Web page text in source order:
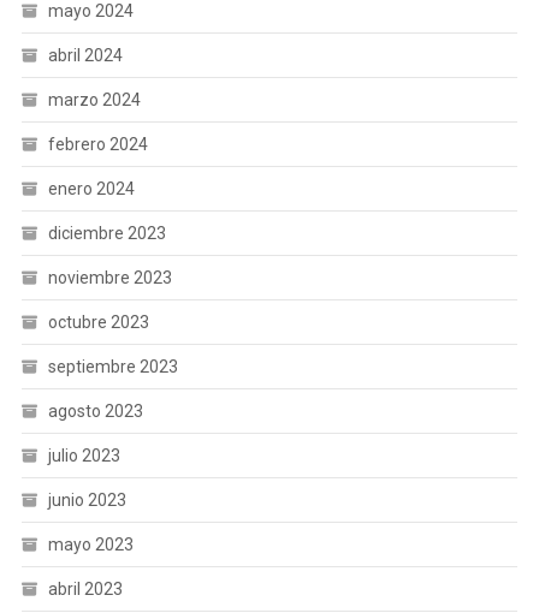
mayo 2024
abril 2024
marzo 2024
febrero 2024
enero 2024
diciembre 2023
noviembre 2023
octubre 2023
septiembre 2023
agosto 2023
julio 2023
junio 2023
mayo 2023
abril 2023